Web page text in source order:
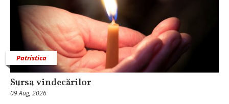
Patristica
Sursa vindecărilor
09 Aug, 2026